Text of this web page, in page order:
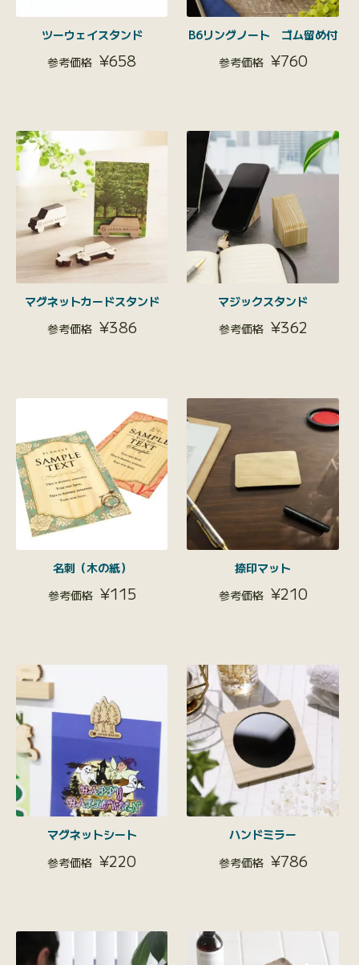
ツーウェイスタンド
¥658
B6リングノート ゴム留め付
¥760
マグネットカードスタンド
¥386
マジックスタンド
¥362
名刺（木の紙）
¥115
捺印マット
¥210
マグネットシート
¥220
ハンドミラー
¥786